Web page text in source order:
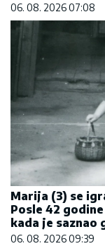
06. 08. 2026 07:08
Marija (3) se
Posle 42
kada je saznao
06. 08. 2026 09:39